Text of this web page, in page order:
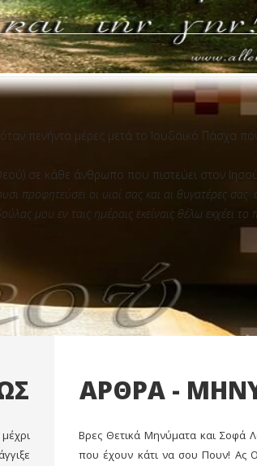
πενήντα μέρες μετά το Ιουδαϊκό Πάσχα
σε κάθε άνθρωπο που πιστεύει στον
προφητεύσει οι υιοί σας και αι θυγατέρες σας·
μου εν ταις ημέραις εκείναις θέλω εκχέει
ΑΡΘΡΑ -
Βρες Θετικά Μηνύματα και Σοφά
που έχουν κάτι να σου Πουν! Ας